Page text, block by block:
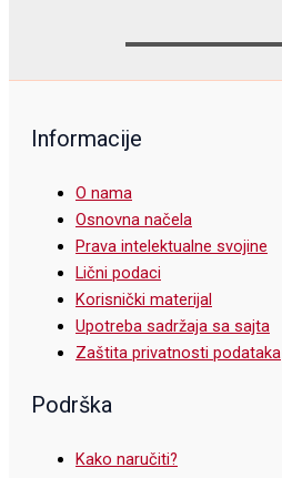
Informacije
O nama
Osnovna načela
Prava intelektualne svojine
Lični podaci
Korisnički materijal
Upotreba sadržaja sa sajta
Zaštita privatnosti podataka
Podrška
Kako naručiti?